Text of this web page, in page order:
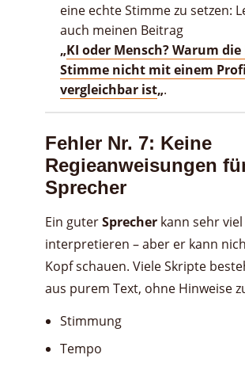
eine echte Stimme zu setzen:
auch meinen Beitrag
„KI oder Mensch? Warum die
Stimme nicht mit einem
vergleichbar ist„.
Fehler Nr. 7: Keine
Regieanweisungen
Sprecher
Ein guterSprecher kann sehr viel
interpretieren – aber er kann
Kopf schauen. Viele Skripte
aus purem Text, ohne Hinweise
Stimmung
Tempo